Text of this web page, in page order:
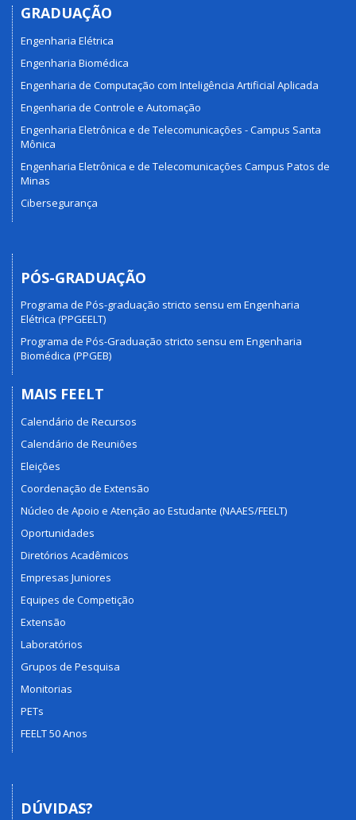
GRADUAÇÃO
Engenharia Elétrica
Engenharia Biomédica
Engenharia de Computação com Inteligência Artificial Aplicada
Engenharia de Controle e Automação
Engenharia Eletrônica e de Telecomunicações - Campus Santa
Mônica
Engenharia Eletrônica e de Telecomunicações Campus Patos de
Minas
Cibersegurança
PÓS-GRADUAÇÃO
Programa de Pós-graduação stricto sensu em Engenharia
Elétrica (PPGEELT)
Programa de Pós-Graduação stricto sensu em Engenharia
Biomédica (PPGEB)
MAIS FEELT
Calendário de Recursos
Calendário de Reuniões
Eleições
Coordenação de Extensão
Núcleo de Apoio e Atenção ao Estudante (NAAES/FEELT)
Oportunidades
Diretórios Acadêmicos
Empresas Juniores
Equipes de Competição
Extensão
Laboratórios
Grupos de Pesquisa
Monitorias
PETs
FEELT 50 Anos
DÚVIDAS?